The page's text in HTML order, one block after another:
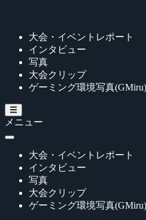
大会・イベントレポート
インタビュー
写真
大会クリップ
ゲーミング環境写真(GMiru)
メニュー
大会・イベントレポート
インタビュー
写真
大会クリップ
ゲーミング環境写真(GMiru)